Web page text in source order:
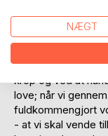
pointerer bl.a.
- at "Gud er
- at vejen til "Gud"
krop og ved at
love; når vi
fuldkommengjort
- at vi skal vende
NÆGT